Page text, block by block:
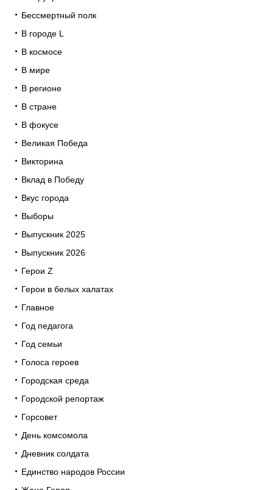
Бессмертный полк
В городе L
В космосе
В мире
В регионе
В стране
В фокусе
Великая Победа
Викторина
Вклад в Победу
Вкус города
Выборы
Выпускник 2025
Выпускник 2026
Герои Z
Герои в белых халатах
Главное
Год педагога
Год семьи
Голоса героев
Городская среда
Городской репортаж
Горсовет
День комсомола
Дневник солдата
Единство народов России